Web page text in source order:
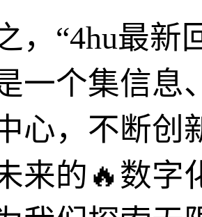
，“4hu最新
一个集信息
心，不断创
来的🔥数字